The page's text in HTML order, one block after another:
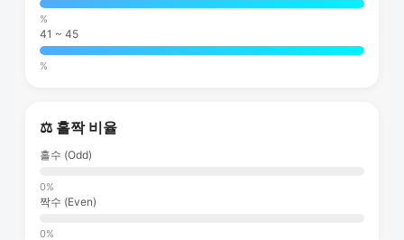
%
41 ~ 45
%
⚖️ 홀짝 비율
홀수 (Odd)
0%
짝수 (Even)
0%